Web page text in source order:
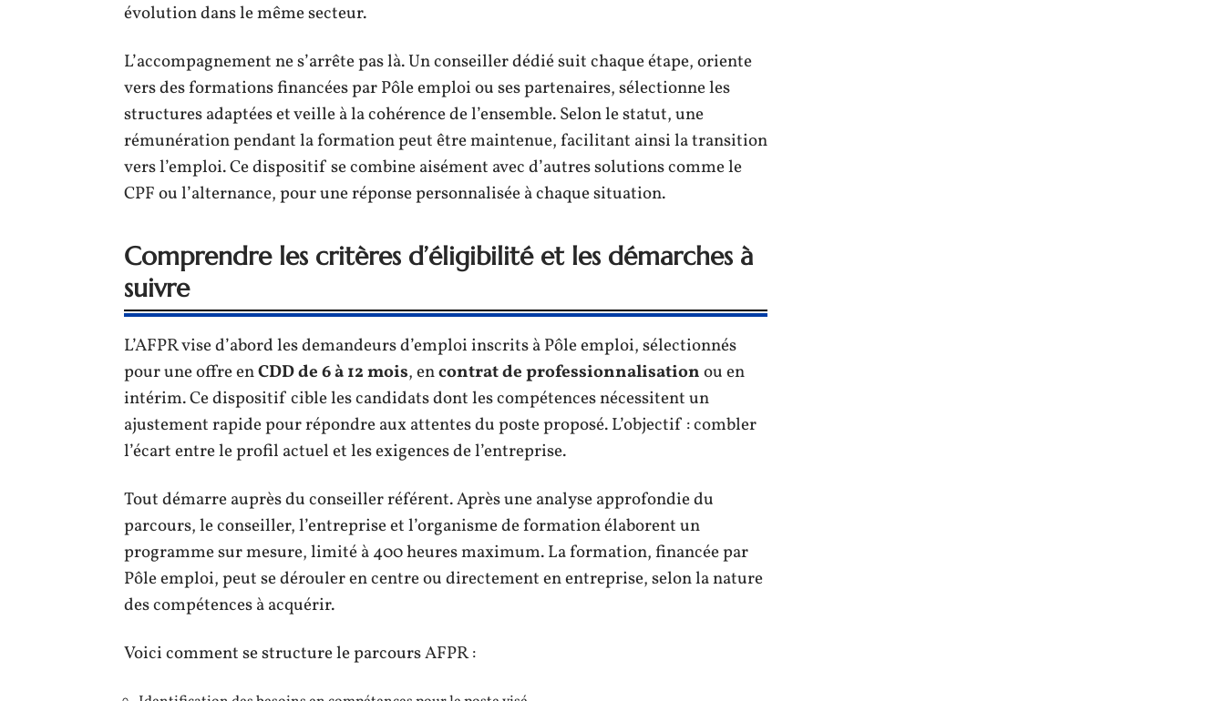
évolution dans le même secteur.
L’accompagnement ne s’arrête pas là. Un conseiller dédié suit chaque étape, oriente
vers des formations financées par Pôle emploi ou ses partenaires, sélectionne les
structures adaptées et veille à la cohérence de l’ensemble. Selon le statut, une
rémunération pendant la formation peut être maintenue, facilitant ainsi la transition
vers l’emploi. Ce dispositif se combine aisément avec d’autres solutions comme le
CPF ou l’alternance, pour une réponse personnalisée à chaque situation.
Comprendre les critères d’éligibilité et les démarches à
suivre
L’AFPR vise d’abord les demandeurs d’emploi inscrits à Pôle emploi, sélectionnés
pour une offre enCDD de 6 à 12 mois, encontrat de professionnalisationou en
intérim. Ce dispositif cible les candidats dont les compétences nécessitent un
ajustement rapide pour répondre aux attentes du poste proposé. L’objectif : combler
l’écart entre le profil actuel et les exigences de l’entreprise.
Tout démarre auprès du conseiller référent. Après une analyse approfondie du
parcours, le conseiller, l’entreprise et l’organisme de formation élaborent un
programme sur mesure, limité à 400 heures maximum. La formation, financée par
Pôle emploi, peut se dérouler en centre ou directement en entreprise, selon la nature
des compétences à acquérir.
Voici comment se structure le parcours AFPR :